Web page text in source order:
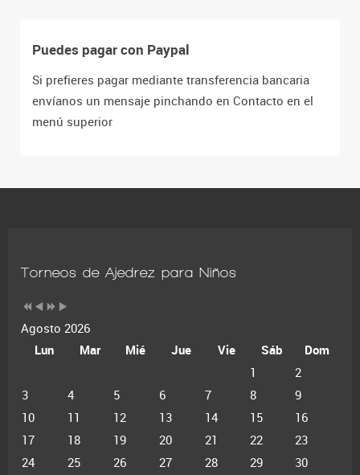
Puedes pagar con Paypal
Si prefieres pagar mediante transferencia bancaria
envíanos un mensaje pinchando en Contacto en el
menú superior
Torneos de Ajedrez para Niños
Agosto 2026
Lun
Mar Mié Jue Vie Sáb
Dom
1
2
3
4 5 6 7 8
9
10
11 12 13 14 15
16
17
18 19 20 21 22
23
24
25 26 27 28 29
30